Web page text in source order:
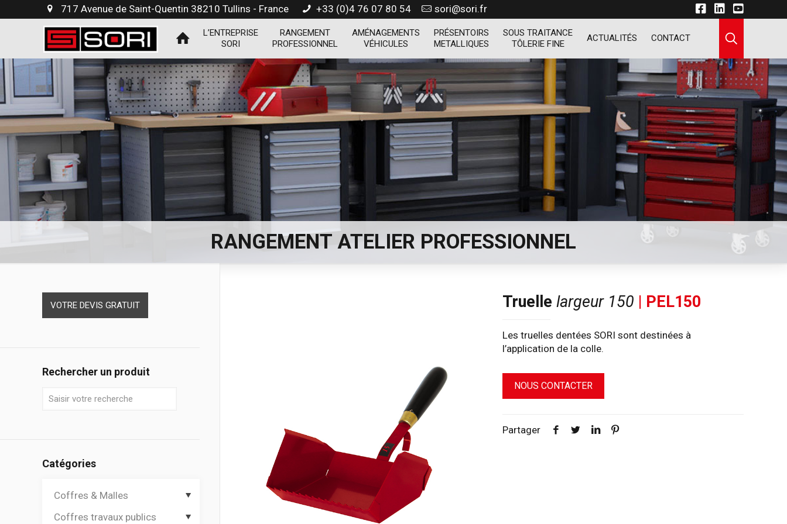
717 Avenue de Saint-Quentin 38210 Tullins - France +33 (0)4 76 07 80 54 sori@sori.fr
L’ENTREPRISE
SORI
RANGEMENT
PROFESSIONNEL
AMÉNAGEMENTS
VÉHICULES
PRÉSENTOIRS
METALLIQUES
SOUS TRAITANCE
TÔLERIE FINE
ACTUALITÉS CONTACT
RANGEMENT ATELIER PROFESSIONNEL
Truelle largeur 150 | PEL150
Les truelles dentées SORI sont destinées à
l’application de la colle.
NOUS CONTACTER
Partager
VOTRE DEVIS GRATUIT
Rechercher un produit
Catégories
Coffres & Malles
Coffres de chantier
Coffres travaux publics